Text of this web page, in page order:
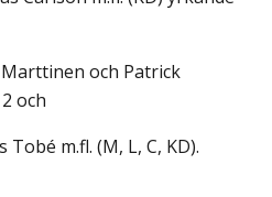
Marttinen och Patrick
och
Tobé m.fl. (M, L, C, KD).